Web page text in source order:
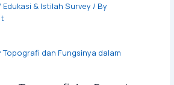
Edukasi & Istilah Survey/ By